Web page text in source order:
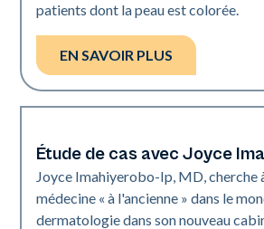
patients dont la peau est colorée.
EN SAVOIR PLUS
Dermatologie | Neo Elite
Étude de cas avec Joyce
Joyce Imahiyerobo-Ip, MD, cherche
médecine « à l'ancienne » dans le
dermatologie dans son nouveau